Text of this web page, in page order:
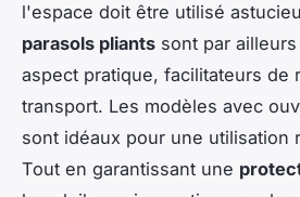
l'espace doit être utilisé
parasols pliants sont par
aspect pratique, facilitateurs de
transport. Les modèles avec
sont idéaux pour une utilisation
Tout en garantissant une